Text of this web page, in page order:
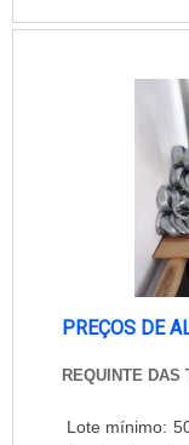
profissionais
PREÇOS DE
REQUINTE DAS
Lote mínimo: